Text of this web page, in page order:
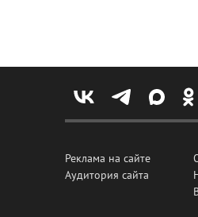
Реклама на сайте
Аудитория сайта